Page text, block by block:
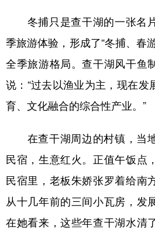
冬捕只是查干湖的一张名
季旅游体验，形成了“冬捕、春
全季旅游格局。查干湖风干鱼
说：“过去以渔业为主，现在
育、文化融合的综合性产业。”
在查干湖周边的村镇，当地
民宿，生意红火。正值午饭点
民宿里，老板朱娇张罗着给南
从十几年前的三间小瓦房，发
在她看来，这些年查干湖水清